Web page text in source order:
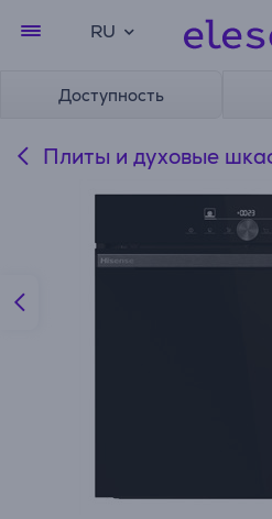
RU
Доступность
Плиты и духовые